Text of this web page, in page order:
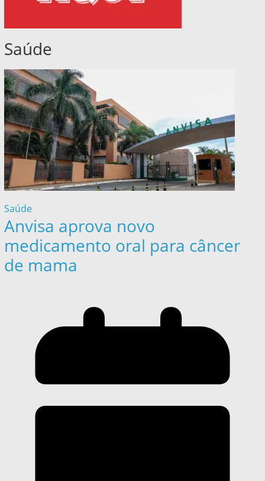
Saúde
Saúde
Anvisa aprova novo
medicamento oral para câncer
de mama